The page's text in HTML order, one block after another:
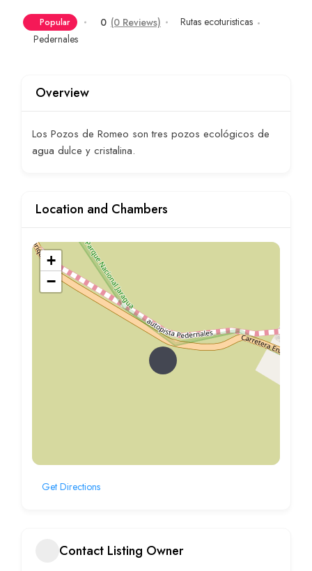
Popular 0 (0 Reviews)
Rutas ecoturisticas
Pedernales
Overview
Los Pozos de Romeo son tres pozos ecológicos de
agua dulce y cristalina.
Location and Chambers
+
−
Get Directions
Contact Listing Owner